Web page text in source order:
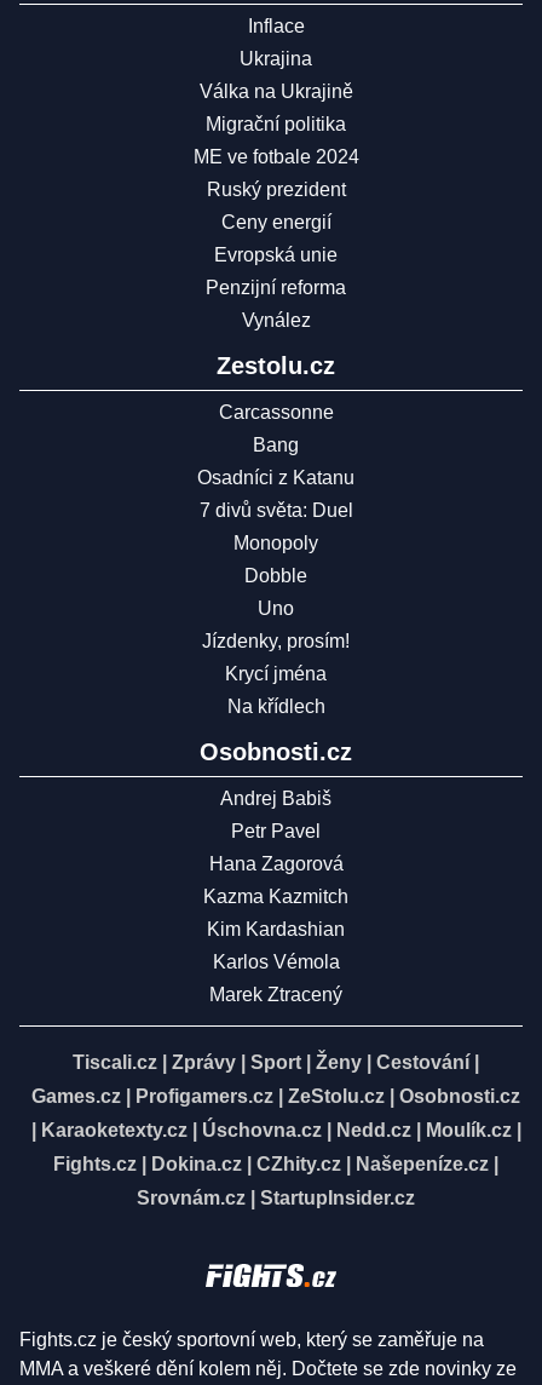
Inflace
Ukrajina
Válka na Ukrajině
Migrační politika
ME ve fotbale 2024
Ruský prezident
Ceny energií
Evropská unie
Penzijní reforma
Vynález
Zestolu.cz
Carcassonne
Bang
Osadníci z Katanu
7 divů světa: Duel
Monopoly
Dobble
Uno
Jízdenky, prosím!
Krycí jména
Na křídlech
Osobnosti.cz
Andrej Babiš
Petr Pavel
Hana Zagorová
Kazma Kazmitch
Kim Kardashian
Karlos Vémola
Marek Ztracený
Tiscali.cz Zprávy Sport Ženy Cestování
Games.cz
Profigamers.cz ZeStolu.cz
Osobnosti.cz
Karaoketexty.cz| Úschovna.cz| Nedd.cz| Moulík.cz|
Fights.cz
Dokina.cz CZhity.cz Našepeníze.cz
Srovnám.cz
StartupInsider.cz
Fights.cz je český sportovní web, který se zaměřuje na
MMA a veškeré dění kolem něj. Dočtete se zde novinky ze